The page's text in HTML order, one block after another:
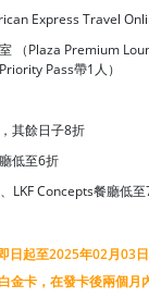
Express Travel
（Plaza Premium
Pass帶1人）
其餘日子8折
低至6折
LKF Concepts餐廳低
日起至2025年02月03
卡，在發卡後兩個月